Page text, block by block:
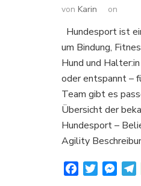
von Karin on
Hundesport ist
um Bindung,
Hund und
oder entspannt –
Team gibt es
Übersicht der
Hundesport –
Agility
FacebookTwitter